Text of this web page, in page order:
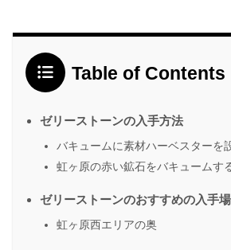
Table of Contents
ゼリーストーンの入手方法
バキュームに素材ハーベスターを
虹ヶ原の赤い鉱石をバキュームす
ゼリーストーンのおすすめの入手
虹ヶ原西エリアの奥